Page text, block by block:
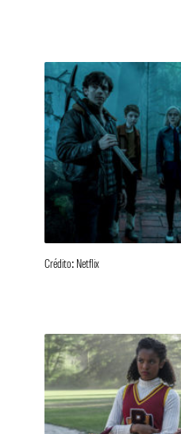
Crédito: Netflix